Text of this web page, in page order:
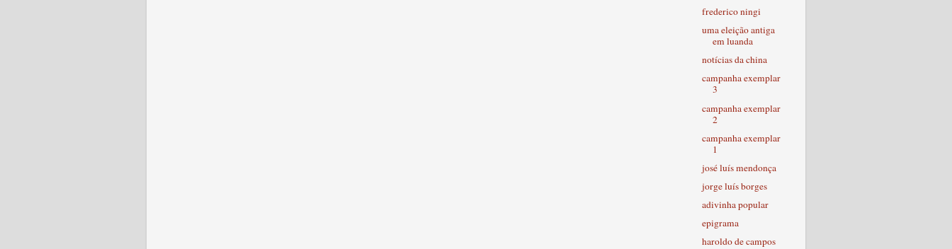
frederico ningi
uma eleição antiga
em luanda
notícias da china
campanha exemplar
3
campanha exemplar
2
campanha exemplar
1
josé luís mendonça
jorge luís borges
adivinha popular
epigrama
haroldo de campos